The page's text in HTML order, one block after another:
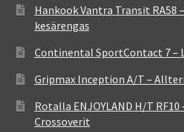
Hankook Vantra Transit RA58
kesärengas
Continental SportContact 7 –
Gripmax Inception A/T –
Rotalla ENJOYLAND H/T
Crossoverit